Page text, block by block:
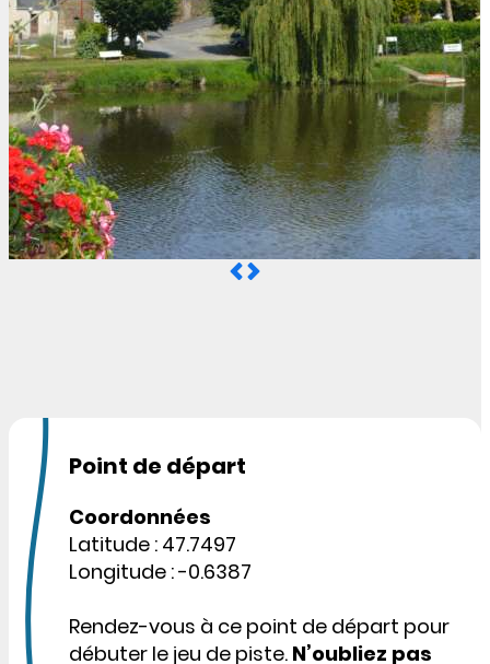
Point de départ
Coordonnées
Latitude : 47.7497
Longitude : -0.6387
Rendez-vous à ce point de départ pour
débuter le jeu de piste. N’oubliez pas